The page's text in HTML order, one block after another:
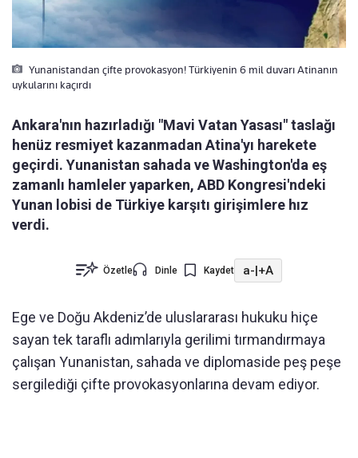
Yunanistandan çifte provokasyon! Türkiyenin 6 mil duvarı Atinanın
uykularını kaçırdı
Ankara'nın hazırladığı "Mavi Vatan Yasası" taslağı
henüz resmiyet kazanmadan Atina'yı harekete
geçirdi. Yunanistan sahada ve Washington'da eş
zamanlı hamleler yaparken, ABD Kongresi'ndeki
Yunan lobisi de Türkiye karşıtı girişimlere hız
verdi.
Özetle Dinle Kaydet a-|+A
Ege ve Doğu Akdeniz’de uluslararası hukuku hiçe
sayan tek taraflı adımlarıyla gerilimi tırmandırmaya
çalışan Yunanistan, sahada ve diplomaside peş peşe
sergilediği çifte provokasyonlarına devam ediyor.